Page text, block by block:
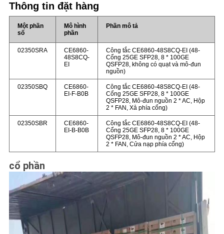
Thông tin đặt hàng
Một phần
số
Mô hình
phần
Phần mô tả
02350SRA
CE6860-
48S8CQ-
EI
Công tắc CE6860-48S8CQ-EI (48-
Cổng 25GE SFP28, 8 * 100GE
QSFP28, không có quạt và mô-đun
nguồn)
02350SBQ
CE6860-
EI-F-B0B
Công tắc CE6860-48S8CQ-EI (48-
Cổng 25GE SFP28, 8 * 100GE
QSFP28, Mô-đun nguồn 2 * AC, Hộp
2 * FAN, Xả phía cổng)
02350SBR
CE6860-
EI-B-B0B
Công tắc CE6860-48S8CQ-EI (48-
Cổng 25GE SFP28, 8 * 100GE
QSFP28, Mô-đun nguồn 2 * AC, Hộp
2 * FAN, Cửa nạp phía cổng)
cổ phần